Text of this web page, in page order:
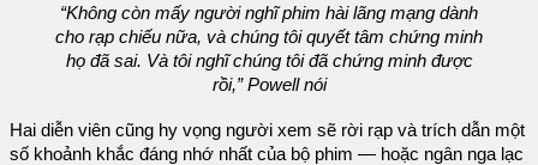
“Không còn mấy người nghĩ phim hài lãng mạng dành
cho rạp chiếu nữa, và chúng tôi quyết tâm chứng minh
họ đã sai. Và tôi nghĩ chúng tôi đã chứng minh được
rồi,” Powell nói
Hai diễn viên cũng hy vọng người xem sẽ rời rạp và trích dẫn một
số khoảnh khắc đáng nhớ nhất của bộ phim — hoặc ngân nga lạc